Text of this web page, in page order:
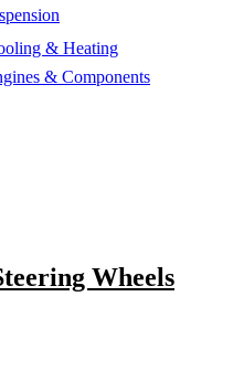
& Heating
& Components
Wheels